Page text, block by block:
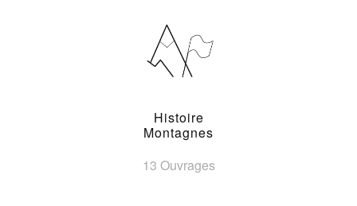
Histoire
Montagnes
13 Ouvrages